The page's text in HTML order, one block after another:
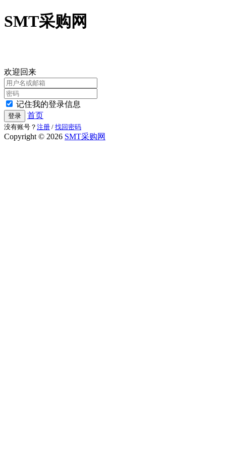
SMT采购网
欢迎回来
记住我的登录信息
登录 首页
没有账号？ 注册 / 找回密码
Copyright © 2026 SMT采购网